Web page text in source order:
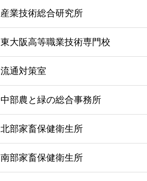
産業技術総合研究所
東大阪高等職業技術専門校
流通対策室
中部農と緑の総合事務所
北部家畜保健衛生所
南部家畜保健衛生所